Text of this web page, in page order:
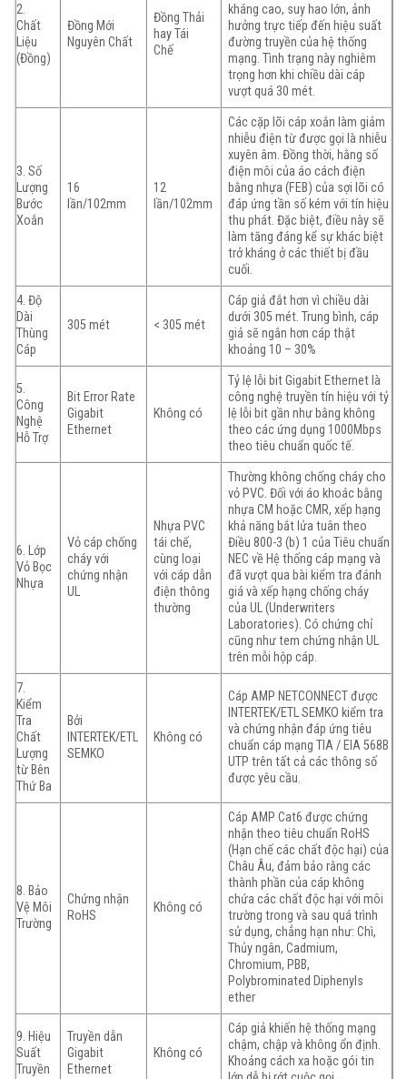
2.
Chất
Liệu
(Đồng)
Đồng Mới
Nguyên Chất
Đồng Thải
hay Tái
Chế
kháng cao, suy hao lớn, ảnh
hưởng trực tiếp đến hiệu suất
đường truyền của hệ thống
mạng. Tình trạng này nghiêm
trọng hơn khi chiều dài cáp
vượt quá 30 mét.
3. Số
Lượng
Bước
Xoắn
16
lần/102mm
12
lần/102mm
Các cặp lõi cáp xoắn làm giảm
nhiễu điện từ được gọi là nhiễu
xuyên âm. Đồng thời, hằng số
điện môi của áo cách điện
bằng nhựa (FEB) của sợi lõi có
đáp ứng tần số kém với tín hiệu
thu phát. Đặc biệt, điều này sẽ
làm tăng đáng kể sự khác biệt
trở kháng ở các thiết bị đầu
cuối.
4. Độ
Dài
Thùng
Cáp
305 mét < 305 mét
Cáp giả đắt hơn vì chiều dài
dưới 305 mét. Trung bình, cáp
giả sẽ ngắn hơn cáp thật
khoảng 10 – 30%
5.
Công
Nghệ
Hỗ Trợ
Bit Error Rate
Gigabit
Ethernet
Không có
Tỷ lệ lỗi bit Gigabit Ethernet là
công nghệ truyền tín hiệu với tỷ
lệ lỗi bit gần như bằng không
theo các ứng dụng 1000Mbps
theo tiêu chuẩn quốc tế.
6. Lớp
Vỏ Bọc
Nhựa
Vỏ cáp chống
cháy với
chứng nhận
UL
Nhựa PVC
tái chế,
cùng loại
với cáp dẫn
điện thông
thường
Thường không chống cháy cho
vỏ PVC. Đối với áo khoác bằng
nhựa CM hoặc CMR, xếp hạng
khả năng bắt lửa tuân theo
Điều 800-3 (b) 1 của Tiêu chuẩn
NEC về Hệ thống cáp mạng và
đã vượt qua bài kiểm tra đánh
giá và xếp hạng chống cháy
của UL (Underwriters
Laboratories). Có chứng chỉ
cũng như tem chứng nhận UL
trên mỗi hộp cáp.
7.
Kiểm
Tra
Chất
Lượng
từ Bên
Thứ Ba
Bởi
INTERTEK/ETL
SEMKO
Không có
Cáp AMP NETCONNECT được
INTERTEK/ETL SEMKO kiểm tra
và chứng nhận đáp ứng tiêu
chuẩn cáp mạng TIA / EIA 568B
UTP trên tất cả các thông số
được yêu cầu.
8. Bảo
Vệ Môi
Trường
Chứng nhận
RoHS
Không có
Cáp AMP Cat6 được chứng
nhận theo tiêu chuẩn RoHS
(Hạn chế các chất độc hại) của
Châu Âu, đảm bảo rằng các
thành phần của cáp không
chứa các chất độc hại với môi
trường trong và sau quá trình
sử dụng, chẳng hạn như: Chì,
Thủy ngân, Cadmium,
Chromium, PBB,
Polybrominated Diphenyls
ether
9. Hiệu
Suất
Truyền
Truyền dẫn
Gigabit
Ethernet
Không có
Cáp giả khiến hệ thống mạng
chậm, chập và không ổn định.
Khoảng cách xa hoặc gói tin